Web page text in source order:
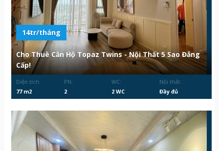
14tr/tháng
Cho Thuê Căn Hộ Topaz Twins - Nội Thất 5 Sao Đẳng
Cấp!
Diện tích:
77 m2
PN:
2
WC:
2 WC
Nội thất:
Đầy đủ